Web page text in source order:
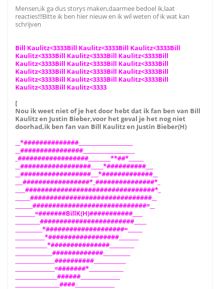
Mensen,ik ga dus storys maken,daarmee bedoel ik,laat
reacties!!!Bitte ik ben hier nieuw en ik wil weten of ik wat kan
schrijven
Bill Kaulitz<3333Bill Kaulitz<3333Bill Kaulitz<3333Bill
Kaulitz<3333Bill Kaulitz<3333Bill Kaulitz<3333Bill
Kaulitz<3333Bill Kaulitz<3333Bill Kaulitz<3333Bill
Kaulitz<3333Bill Kaulitz<3333Bill Kaulitz<3333Bill
Kaulitz<3333Bill Kaulitz<3333Bill Kaulitz<3333Bill
Kaulitz<3333Bill Kaulitz<3333
[
Nou ik weet niet of je het door hebt dat ik fan ben van Bill
Kaulitz en Justin Bieber,voor het geval je het nog niet
doorhad,ik ben fan van Bill Kaulitz en Justin Bieber(H)
__*##############______________________
__################_____________________
_##################_________**##*______
__##################_____*##########___
__##################___*#############__
___#################*_###############*_
____#################################*_
______###############################__
_______#############################=__
________=#######BillK(H)###########____
__________########################_____
___________*####################=______
____________*##################________
_____________*###############__________
_______________#############___________
________________##########_____________
________________=#######*______________
_________________######________________
__________________####________________